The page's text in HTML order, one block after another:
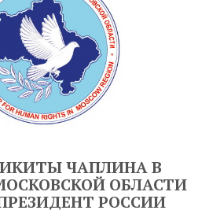
ЧАПЛИНА В
ОБЛАСТИ
РОССИИ